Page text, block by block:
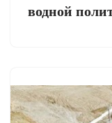
водной